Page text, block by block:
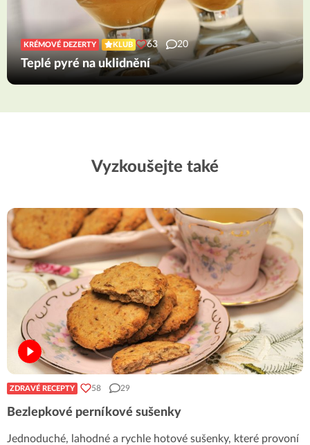
KRÉMOVÉ DEZERTY KLUB 63 20
Teplé pyré na uklidnění
Vyzkoušejte také
ZDRAVÉ RECEPTY 58 29
Bezlepkové perníkové sušenky
Jednoduché, lahodné a rychle hotové sušenky, které provoní